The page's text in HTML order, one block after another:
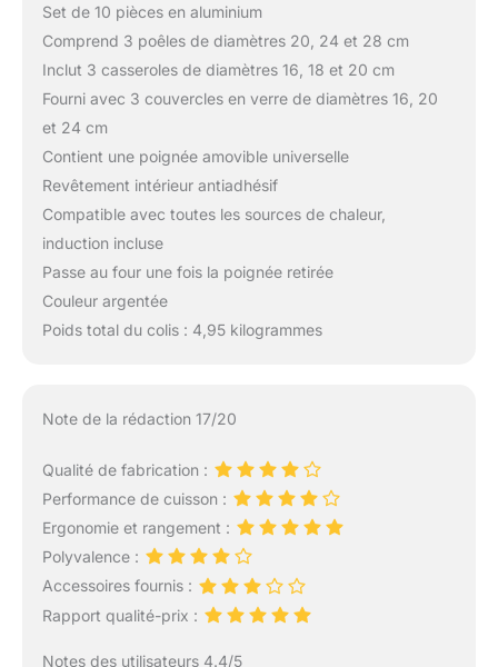
Set de 10 pièces en aluminium
Comprend 3 poêles de diamètres 20, 24 et 28 cm
Inclut 3 casseroles de diamètres 16, 18 et 20 cm
Fourni avec 3 couvercles en verre de diamètres 16, 20
et 24 cm
Contient une poignée amovible universelle
Revêtement intérieur antiadhésif
Compatible avec toutes les sources de chaleur,
induction incluse
Passe au four une fois la poignée retirée
Couleur argentée
Poids total du colis : 4,95 kilogrammes
Note de la rédaction 17/20
Qualité de fabrication :
Performance de cuisson :
Ergonomie et rangement :
Polyvalence :
Accessoires fournis :
Rapport qualité-prix :
Notes des utilisateurs 4.4/5